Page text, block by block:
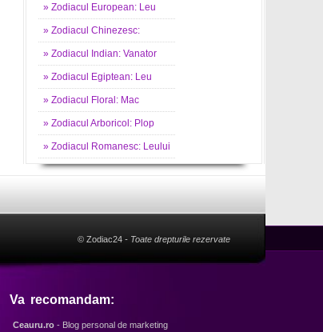
» Zodiacul European: Leu
» Zodiacul Chinezesc:
» Zodiacul Indian: Vanator
» Zodiacul Egiptean: Leu
» Zodiacul Floral: Mac
» Zodiacul Arboricol: Plop
» Zodiacul Romanesc: Leului
© Zodiac24 - Toate drepturile rezervate
Va recomandam:
Ceauru.ro - Blog personal de marketing